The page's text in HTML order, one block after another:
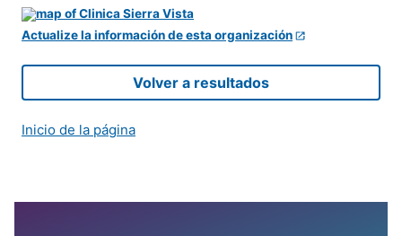
Actualize la información de esta organización
Volver a resultados
Inicio de la página